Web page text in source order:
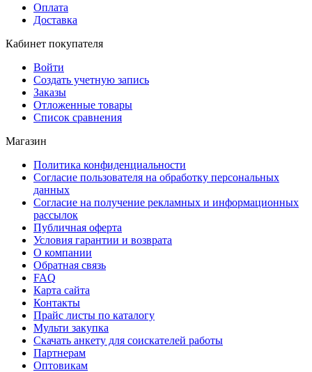
Оплата
Доставка
Кабинет покупателя
Войти
Создать учетную запись
Заказы
Отложенные товары
Список сравнения
Магазин
Политика конфиденциальности
Согласие пользователя на обработку персональных
данных
Согласие на получение рекламных и информационных
рассылок
Публичная оферта
Условия гарантии и возврата
О компании
Обратная связь
FAQ
Карта сайта
Контакты
Прайс листы по каталогу
Мульти закупка
Скачать анкету для соискателей работы
Партнерам
Оптовикам